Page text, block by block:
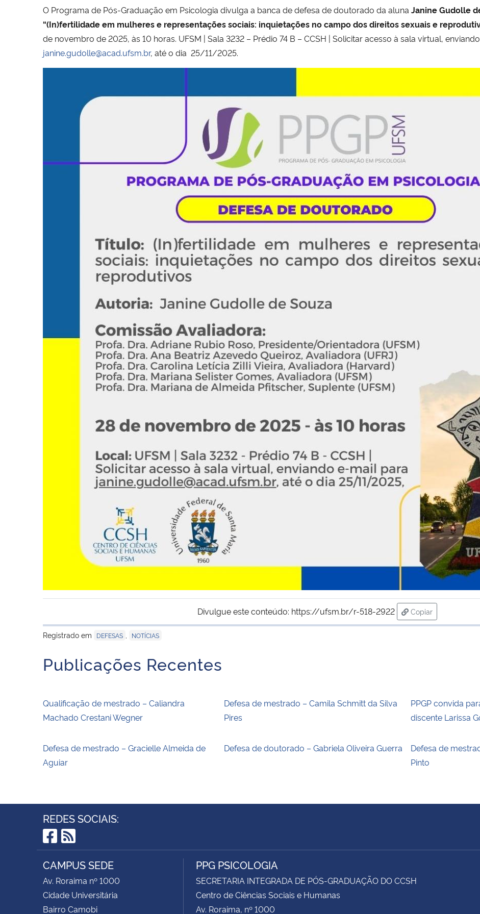
O Programa de Pós-Graduação em Psicologia divulga a banca de defesa de doutorado da aluna Janine Gudolle
“(In)fertilidade em mulheres e representações sociais: inquietações no campo dos direitos sexuais e
de novembro de 2025, às 10 horas. UFSM | Sala 3232 – Prédio 74 B – CCSH | Solicitar acesso à sala virtual,
janine.gudolle@acad.ufsm.br, até o dia 25/11/2025.
Divulgue este conteúdo: https://ufsm.br/r-518-2922
Copiar
para área de
Registrado em
DEFESAS NOTÍCIAS
Publicações Recentes
Qualificação de mestrado – Caliandra
Machado Crestani Wegner
Defesa de mestrado – Camila Schmitt da Silva
Pires
PPGP convida
discente Larissa
Defesa de mestrado – Gracielle Almeida de
Aguiar
Defesa de doutorado – Gabriela Oliveira Guerra
Defesa de
Pinto
REDES SOCIAIS:
Facebook
RSS
CAMPUS SEDE
Av. Roraima nº 1000
Cidade Universitária
Bairro Camobi
PPG PSICOLOGIA
SECRETARIA INTEGRADA DE PÓS-GRADUAÇÃO DO CCSH
Centro de Ciências Sociais e Humanas
Av. Roraima, nº 1000